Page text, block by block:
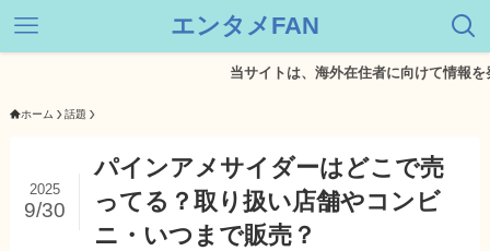
エンタメFAN
当サイトは、海外在住者に向けて情報を発信して
ホーム 話題
パインアメサイダーはどこで売
ってる？取り扱い店舗やコンビ
ニ・いつまで販売？
2025
9/30